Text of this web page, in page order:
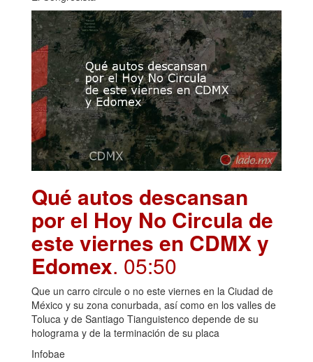
Qué autos descansan
por el Hoy No Circula de
este viernes en CDMX y
Edomex. 05:50
Que un carro circule o no este viernes en la Ciudad de
México y su zona conurbada, así como en los valles de
Toluca y de Santiago Tianguistenco depende de su
holograma y de la terminación de su placa
Infobae